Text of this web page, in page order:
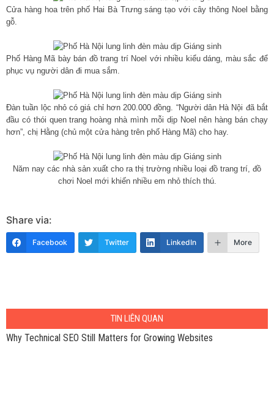
Cửa hàng hoa trên phố Hai Bà Trưng sáng tạo với cây thông Noel bằng
gỗ.
Phố Hàng Mã bày bán đồ trang trí Noel với nhiều kiểu dáng, màu sắc để
phục vụ người dân đi mua sắm.
Đàn tuần lộc nhỏ có giá chỉ hơn 200.000 đồng. “Người dân Hà Nội đã bắt
đầu có thói quen trang hoàng nhà mình mỗi dịp Noel nên hàng bán chạy
hơn”, chị Hằng (chủ một cửa hàng trên phố Hàng Mã) cho hay.
Năm nay các nhà sản xuất cho ra thị trường nhiều loại đồ trang trí, đồ
chơi Noel mới khiến nhiều em nhỏ thích thú.
Share via:
Facebook Twitter LinkedIn More
TIN LIÊN QUAN
Why Technical SEO Still Matters for Growing Websites